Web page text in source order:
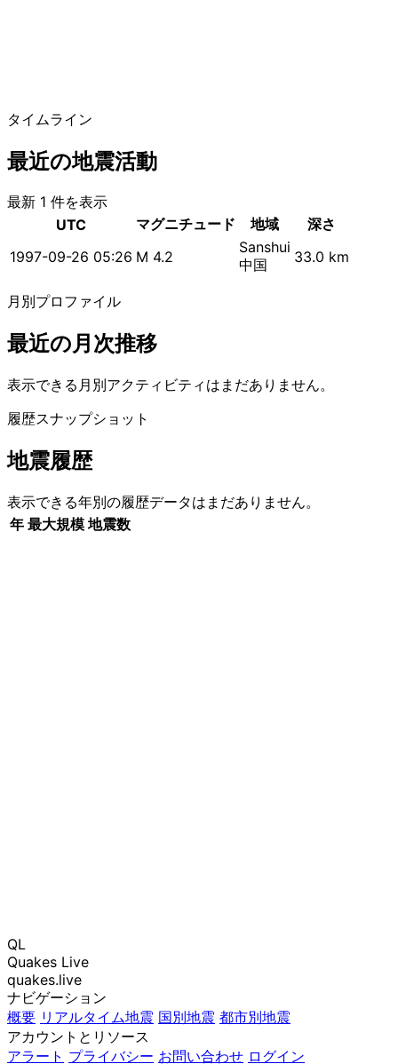
タイムライン
最近の地震活動
最新 1 件を表示
UTC
マグニチュード 地域
深さ
1997-09-26 05:26 M 4.2
Sanshui
中国
33.0 km
月別プロファイル
最近の月次推移
表示できる月別アクティビティはまだありません。
履歴スナップショット
地震履歴
表示できる年別の履歴データはまだありません。
年 最大規模 地震数
QL
Quakes Live
quakes.live
ナビゲーション
概要 リアルタイム地震 国別地震 都市別地震
アカウントとリソース
アラート プライバシー お問い合わせ ログイン